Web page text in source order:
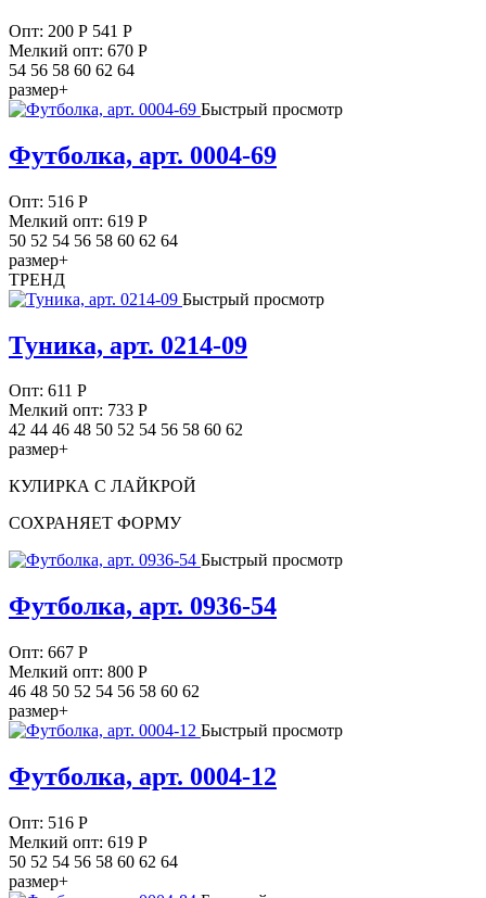
Опт: 200 Р 541 Р
Мелкий опт: 670 Р
54 56 58 60 62 64
размер+
Быстрый просмотр
Футболка, арт. 0004-69
Опт: 516 Р
Мелкий опт: 619 Р
50 52 54 56 58 60 62 64
размер+
ТРЕНД
Быстрый просмотр
Туника, арт. 0214-09
Опт: 611 Р
Мелкий опт: 733 Р
42 44 46 48 50 52 54 56 58 60 62
размер+
КУЛИРКА С ЛАЙКРОЙ
СОХРАНЯЕТ ФОРМУ
Быстрый просмотр
Футболка, арт. 0936-54
Опт: 667 Р
Мелкий опт: 800 Р
46 48 50 52 54 56 58 60 62
размер+
Быстрый просмотр
Футболка, арт. 0004-12
Опт: 516 Р
Мелкий опт: 619 Р
50 52 54 56 58 60 62 64
размер+